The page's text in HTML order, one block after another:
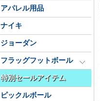
アパレル用品
ナイキ
ジョーダン
フラッグフットボール
特別セールアイテム
ピックルボール